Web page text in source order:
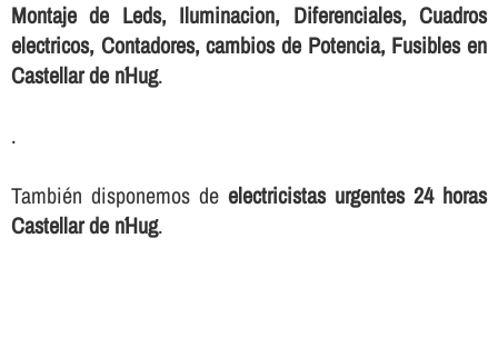
Montaje de Leds, Iluminacion, Diferenciales, Cuadros
electricos, Contadores, cambios de Potencia, Fusibles en
Castellar de n´Hug.
.
También disponemos de electricistas urgentes 24 horas
Castellar de n´Hug.